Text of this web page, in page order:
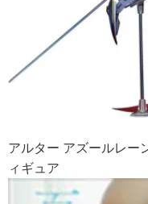
アルター アズールレー
ィギュア